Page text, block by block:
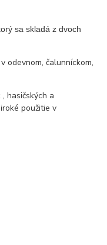
sa skladá z dvoch
odevnom, čalunníckom,
hasičských a
použitie v